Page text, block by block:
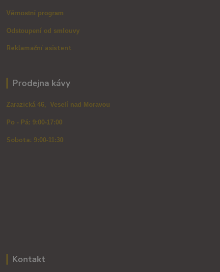
Věrnostní program
Odstoupení od smlouvy
Reklamační asistent
Prodejna kávy
Zarazická 46, Veselí nad Moravou
Po - Pá: 9:00-17:00
Sobota: 9:00-11:30
Kontakt